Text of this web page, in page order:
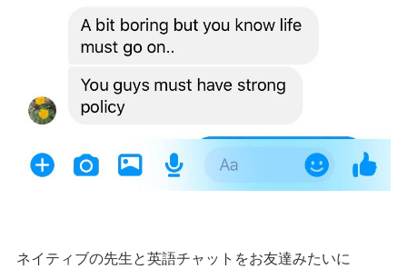
ネイティブの先生と英語チャットをお友達みたいに